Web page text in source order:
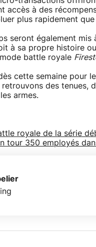
accès à des
plus rapidement que
seront également
à sa propre histoire
battle royale
cette semaine pour
des tenues,
armes.
royale de la série
tour 350 employés